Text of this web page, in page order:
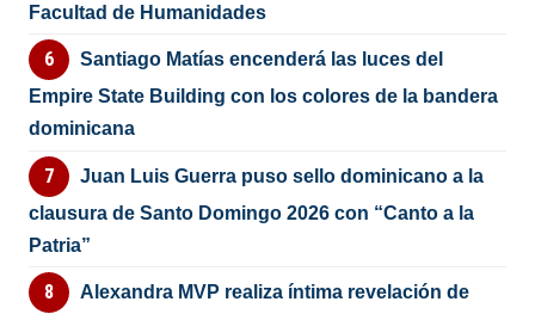
Facultad de Humanidades
Santiago Matías encenderá las luces del
Empire State Building con los colores de la bandera
dominicana
Juan Luis Guerra puso sello dominicano a la
clausura de Santo Domingo 2026 con “Canto a la
Patria”
Alexandra MVP realiza íntima revelación de